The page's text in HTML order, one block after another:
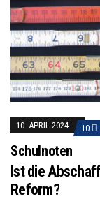
10. APRIL 2024 10
Schulnoten
Ist die
Reform?